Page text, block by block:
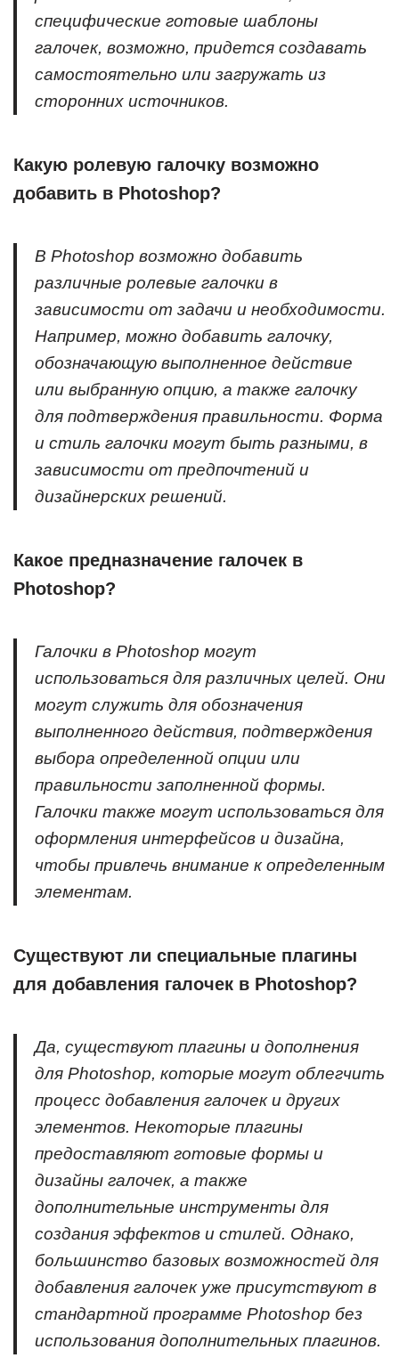
специфические готовые шаблоны
галочек, возможно, придется создавать
самостоятельно или загружать из
сторонних источников.
Какую ролевую галочку возможно
добавить в Photoshop?
В Photoshop возможно добавить
различные ролевые галочки в
зависимости от задачи и необходимости.
Например, можно добавить галочку,
обозначающую выполненное действие
или выбранную опцию, а также галочку
для подтверждения правильности. Форма
и стиль галочки могут быть разными, в
зависимости от предпочтений и
дизайнерских решений.
Какое предназначение галочек в
Photoshop?
Галочки в Photoshop могут
использоваться для различных целей. Они
могут служить для обозначения
выполненного действия, подтверждения
выбора определенной опции или
правильности заполненной формы.
Галочки также могут использоваться для
оформления интерфейсов и дизайна,
чтобы привлечь внимание к определенным
элементам.
Существуют ли специальные плагины
для добавления галочек в Photoshop?
Да, существуют плагины и дополнения
для Photoshop, которые могут облегчить
процесс добавления галочек и других
элементов. Некоторые плагины
предоставляют готовые формы и
дизайны галочек, а также
дополнительные инструменты для
создания эффектов и стилей. Однако,
большинство базовых возможностей для
добавления галочек уже присутствуют в
стандартной программе Photoshop без
использования дополнительных плагинов.